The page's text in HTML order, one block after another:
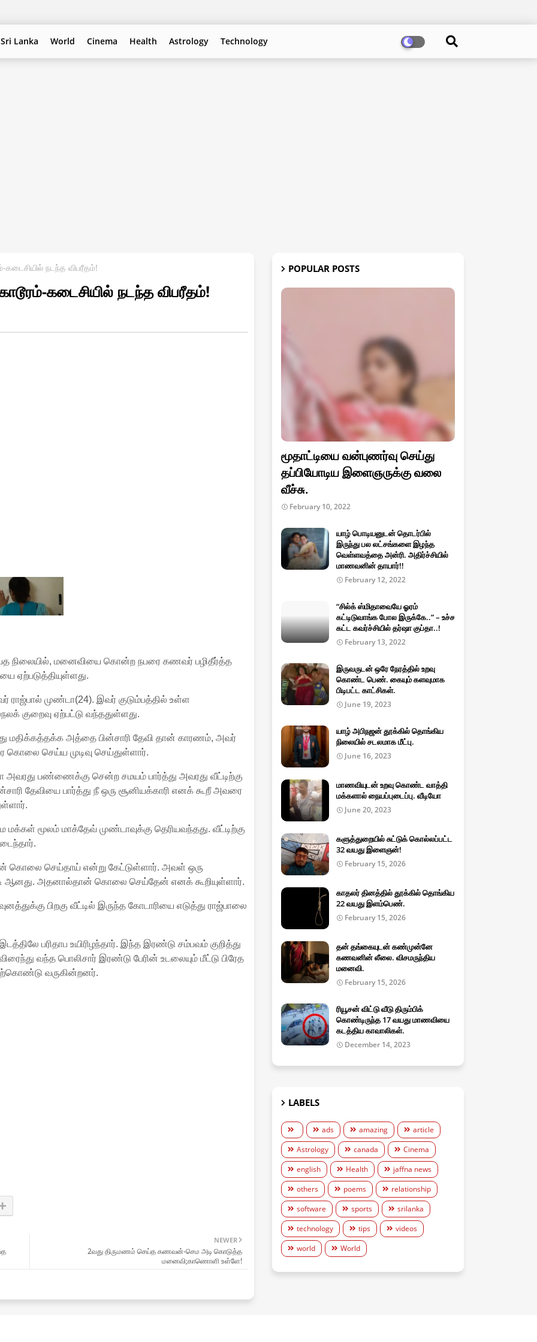
Sri Lanka World Cinema Health Astrology Technology
நடந்த விபரீதம்!
கடைசியில் நடந்த விபரீதம்!
மனைவியை கொன்ற நபரை கணவர் பழிதீர்த்த
ஏற்படுத்தியுள்ளது.
ராஜ்பால் முண்டா(24). இவர் குடும்பத்தில் உள்ள
குறைவு ஏற்பட்டு வந்ததுள்ளது.
மதிக்கத்தக்க அத்தை பின்சாரி தேவி தான் காரணம், அவர்
செய்ய முடிவு செய்துள்ளார்.
பண்ணைக்கு சென்ற சமயம் பார்த்து அவரது வீட்டிற்கு
தேவியை பார்த்து நீ ஒரு சூனியக்காரி எனக் கூறீ அவரை
மூலம் மாக்தேவ் முண்டாவுக்கு தெரியவந்தது. வீட்டிற்கு
கொலை செய்தாய் என்று கேட்டுள்ளார். அவள் ஒரு
ஆனது. அதனால்தான் கொலை செய்தேன் எனக் கூறியுள்ளார்.
பிறகு வீட்டில் இருந்த கோடாரியை எடுத்து ராஜ்பாலை
பரிதாப உயிரிழந்தார். இந்த இரண்டு சம்பவம் குறித்து
வந்த பொலிசார் இரண்டு பேரின் உடலையும் மீட்டு பிரேத
வருகின்றனர்.
NEWER
2வது திருமணம் செய்த கணவன்-செம அடி கொடுத்த
மனைவி;காணொளி உள்ளே!
POPULAR POSTS
மூதாட்டியை வன்புணர்வு செய்து
தப்பியோடிய இளைஞருக்கு வலை
வீச்சு.
February 10, 2022
யாழ் பொடியனுடன் தொடர்பில்
இருந்து பல லட்சங்களை இழந்த
வெள்ளவத்தை அன்ரி. அதிர்ச்சியில்
மாணவனின் தாயார்!!
February 12, 2022
“சில்க் ஸ்மிதாவையே ஓரம்
கட்டிடுவாங்க போல இருக்கே..” – உச்ச
கட்ட கவர்ச்சியில் தர்ஷா குப்தா..!
February 13, 2022
இருவருடன் ஒரே நேரத்தில் உறவு
கொண்ட பெண். கையும் களவுமாக
பிடிபட்ட காட்சிகள்.
June 19, 2023
யாழ் அபிநஜன் தூக்கில் தொங்கிய
நிலையில் சடலமாக மீட்பு.
June 16, 2023
மாணவியுடன் உறவு கொண்ட வாத்தி
மக்களால் நையப்புடைப்பு. வீடியோ
June 20, 2023
களுத்துறையில் சுட்டுக் கொல்லப்பட்ட
32 வயது இளைஞன்!
February 15, 2026
காதலர் தினத்தில் தூக்கில் தொங்கிய
22 வயது இளம்பெண்.
February 15, 2026
தன் தங்கையுடன் கண்முன்னே
கணவனின் லீலை. விசமருந்திய
மனைவி.
February 15, 2026
ரியூசன் விட்டு வீடு திரும்பிக்
கொண்டிருந்த 17 வயது மாணவியை
கடத்திய காவாலிகள்.
December 14, 2023
LABELS
ads amazing
article
Astrology
canada
Cinema
english
Health
jaffna news
others
poems
relationship
software
sports
srilanka
technology
tips
videos
world
World